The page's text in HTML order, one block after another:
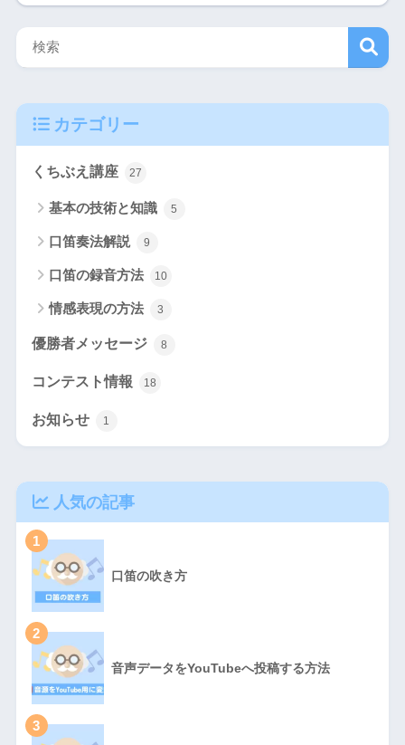
カテゴリー
くちぶえ講座 27
基本の技術と知識 5
口笛奏法解説 9
口笛の録音方法 10
情感表現の方法 3
優勝者メッセージ 8
コンテスト情報 18
お知らせ 1
人気の記事
1
口笛の吹き方
2
音声データをYouTubeへ投稿する方法
3